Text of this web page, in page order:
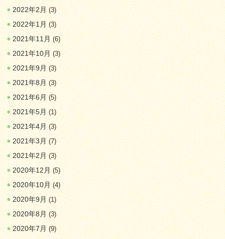
2022年2月(3)
2022年1月(3)
2021年11月(6)
2021年10月(3)
2021年9月(3)
2021年8月(3)
2021年6月(5)
2021年5月(1)
2021年4月(3)
2021年3月(7)
2021年2月(3)
2020年12月(5)
2020年10月(4)
2020年9月(1)
2020年8月(3)
2020年7月(9)